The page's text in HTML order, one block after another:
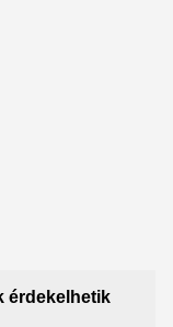
érdekelhetik